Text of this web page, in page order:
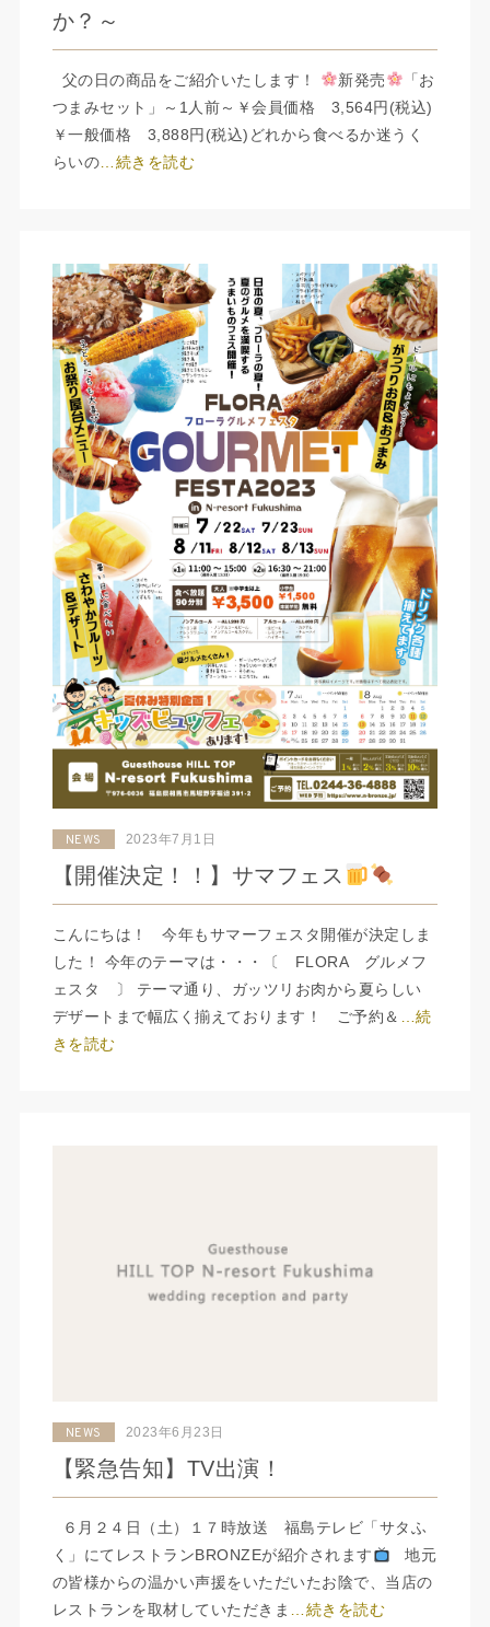
か？～
父の日の商品をご紹介いたします！ 新発売
「お
つまみセット」～1人前～￥会員価格 3,564円(税込)
￥一般価格 3,888円(税込)どれから食べるか迷うく
らいの …続きを読む
NEWS 2023年7月1日
【開催決定！！】サマフェス
こんにちは！ 今年もサマーフェスタ開催が決定しま
した！ 今年のテーマは・・・〔 FLORA グルメフ
ェスタ 〕 テーマ通り、ガッツリお肉から夏らしい
デザートまで幅広く揃えております！ ご予約＆
…続
きを読む
NEWS 2023年6月23日
【緊急告知】TV出演！
６月２４日（土）１７時放送 福島テレビ「サタふ
く」にてレストランBRONZEが紹介されます
地元
の皆様からの温かい声援をいただいたお陰で、当店の
レストランを取材していただきま …続きを読む